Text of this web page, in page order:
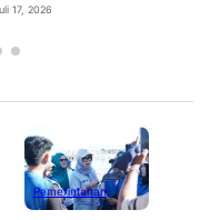
17, 2026
Pemerintahan